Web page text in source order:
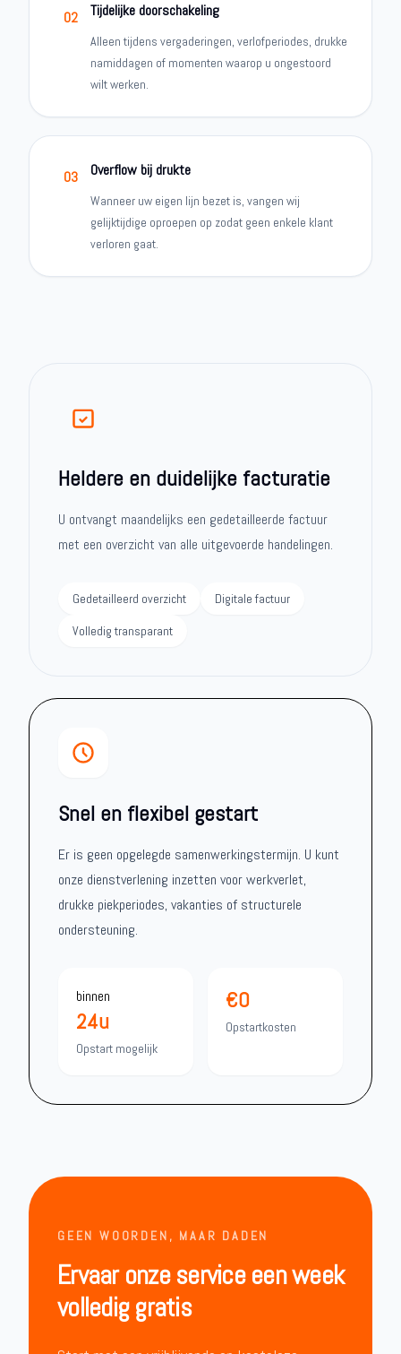
02 Tijdelijke doorschakeling
Alleen tijdens vergaderingen, verlofperiodes, drukke
namiddagen of momenten waarop u ongestoord
wilt werken.
03 Overflow bij drukte
Wanneer uw eigen lijn bezet is, vangen wij
gelijktijdige oproepen op zodat geen enkele klant
verloren gaat.
Heldere en duidelijke facturatie
U ontvangt maandelijks een gedetailleerde factuur
met een overzicht van alle uitgevoerde handelingen.
Gedetailleerd overzicht
Digitale factuur
Volledig transparant
Snel en flexibel gestart
Er is geen opgelegde samenwerkingstermijn. U kunt
onze dienstverlening inzetten voor werkverlet,
drukke piekperiodes, vakanties of structurele
ondersteuning.
binnen
24u
Opstart mogelijk
€0
Opstartkosten
GEEN WOORDEN, MAAR DADEN
Ervaar onze service een week
volledig gratis